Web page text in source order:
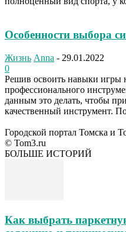
Особенности выбора
Жизнь Anna - 29.01.2022
0
Решив освоить навыки игры
профессионального
данным это делать, чтобы
качественный инструмент.
Городской портал Томска и
© Tom3.ru
БОЛЬШЕ ИСТОРИЙ
Как выбрать